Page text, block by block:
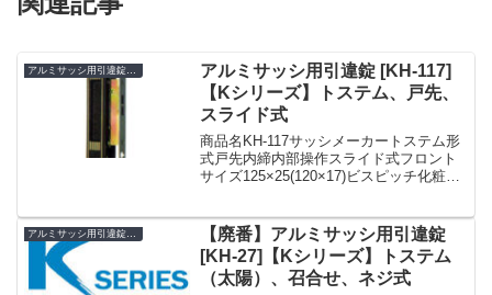
アルミサッシ用引違錠 [KH-117]
【Kシリーズ】トステム、戸先、
スライド式
商品名KH-117サッシメーカートステム形
式戸先内締内部操作スライド式フロント
サイズ125×25(120×17)ビスピッチ化粧
KH117)☆☆引戸錠 引...
【廃番】アルミサッシ用引違錠
[KH-27]【Kシリーズ】トステム
（太陽）、召合せ、ネジ式